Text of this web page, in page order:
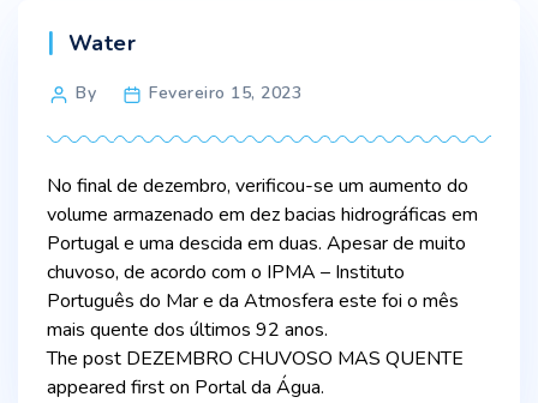
Categories
Water
PostBy Fevereiro 15, 2023
No final de dezembro, verificou-se um aumento do
volume armazenado em dez bacias hidrográficas em
Portugal e uma descida em duas. Apesar de muito
chuvoso, de acordo com o IPMA – Instituto
Português do Mar e da Atmosfera este foi o mês
mais quente dos últimos 92 anos.
The post DEZEMBRO CHUVOSO MAS QUENTE
appeared first on Portal da Água.